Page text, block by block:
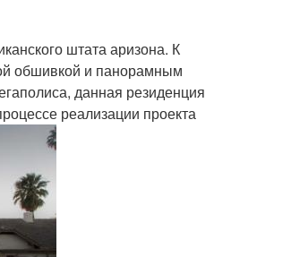
штата аризона. К
обшивкой и панорамным
данная резиденция
реализации проекта